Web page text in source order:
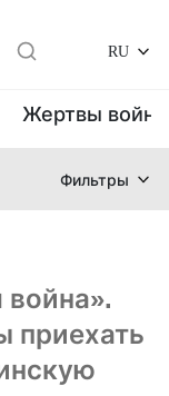
RU
Жертвы
Фильтры
война».
приехать